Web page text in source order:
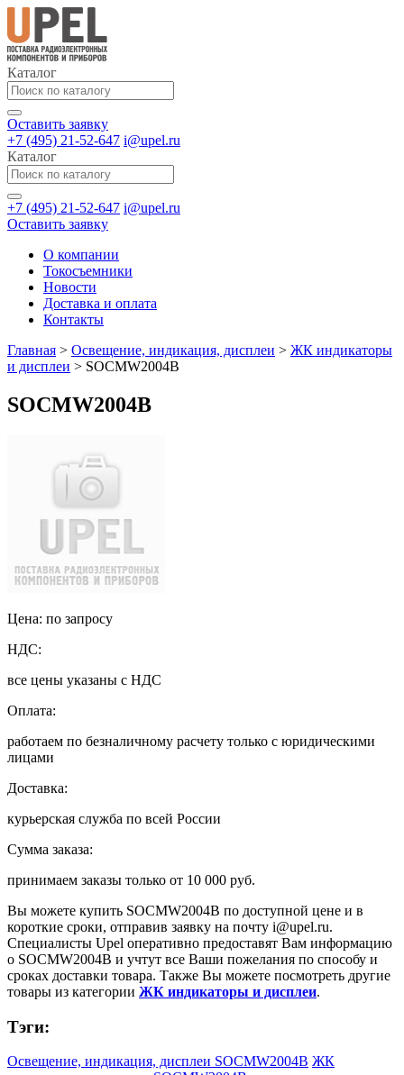
Каталог
Оставить заявку
+7 (495) 21-52-647 i@upel.ru
Каталог
+7 (495) 21-52-647 i@upel.ru
Оставить заявку
О компании
Токосъемники
Новости
Доставка и оплата
Контакты
Главная > Освещение, индикация, дисплеи > ЖК индикаторы
и дисплеи > SOCMW2004B
SOCMW2004B
Цена: по запросу
НДС:
все цены указаны с НДС
Оплата:
работаем по безналичному расчету только с юридическими
лицами
Доставка:
курьерская служба по всей России
Сумма заказа:
принимаем заказы только от 10 000 руб.
Вы можете купить SOCMW2004B по доступной цене и в
короткие сроки, отправив заявку на почту i@upel.ru.
Специалисты Upel оперативно предоставят Вам информацию
о SOCMW2004B и учтут все Ваши пожелания по способу и
сроках доставки товара. Также Вы можете посмотреть другие
товары из категории ЖК индикаторы и дисплеи.
Тэги:
Освещение, индикация, дисплеи SOCMW2004B ЖК